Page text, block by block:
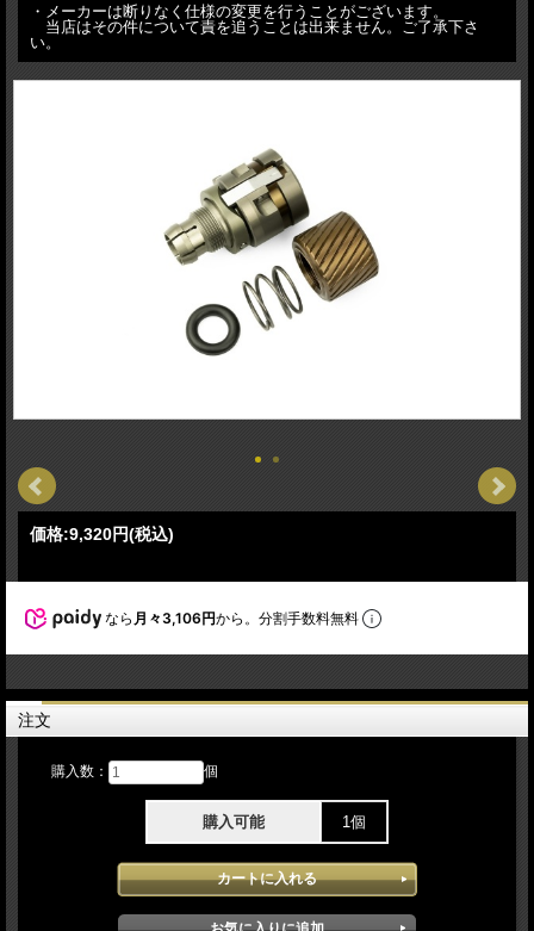
・メーカーは断りなく仕様の変更を行うことがございます。
当店はその件について責を追うことは出来ません。ご了承下さ
い。
価格:9,320円(税込)
なら 月々3,106円から。分割手数料無料
注文
購入数： 個
購入可能 1個